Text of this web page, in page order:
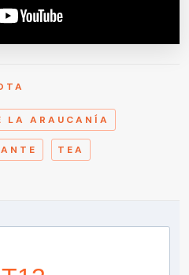
LA ARAUCANÍA
TEA